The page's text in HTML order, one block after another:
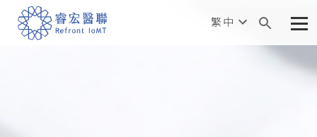
繁中